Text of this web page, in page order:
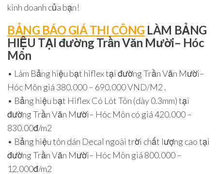
kinh doanh của bạn!
BẢNG BÁO GIÁ THI CÔNG LÀM BẢNG
HIỆU TẠI đường Trần Văn Mười– Hóc
Môn
• Làm Bảng hiệu bạt hiflex tại đường Trần Văn Mười–
Hóc Môn giá 380.000 – 690.000 VND/M2 .
• Bảng hiệu bạt Hiflex Có Lót Tôn (dày 0.3mm) tại
đường Trần Văn Mười– Hóc Môn có giá 420.000 –
830.00đ/m2
• Bảng hiệu tôn dán Decal ngoài trời chất lượng cao tại
đường Trần Văn Mười– Hóc Môn giá 800.000 –
12.000đ/m2